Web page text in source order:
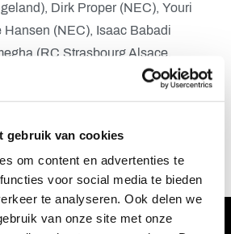
gebruik van cookies
om content en advertenties te
voor social media te bieden
te analyseren. Ook delen we
van onze site met onze
Dirk Proper (NEC), Youri
Hansen (NEC), Isaac Babadi
(RC Strasbourg Alsace,
Jong (SC Cambuur), Noah Ohio
Ki-Jana Hoever (Stoke City,